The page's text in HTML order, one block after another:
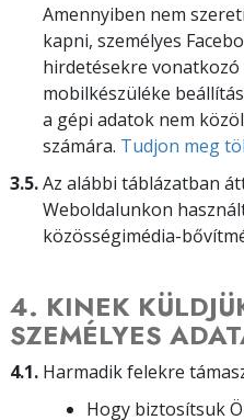
Amennyiben nem
kapni, személyes
hirdetésekre
mobilkészüléke
a gépi adatok nem
számára. Tudjon meg
3.5.Az alábbi táblázatban
Weboldalunkon
közösségimédia-
4. KINEK
SZEMÉLYES
4.1. Harmadik felekre
Hogy biztosítsuk